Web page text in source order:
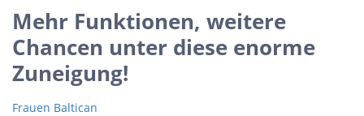
Mehr Funktionen, weitere
Chancen unter diese enorme
Zuneigung!
Frauen Baltican